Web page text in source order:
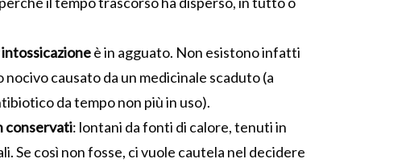
è in agguato. Non esistono infatti
causato da un medicinale scaduto (a
da tempo non più in uso).
conservati: lontani da fonti di calore, tenuti in
Se così non fosse, ci vuole cautela nel decidere